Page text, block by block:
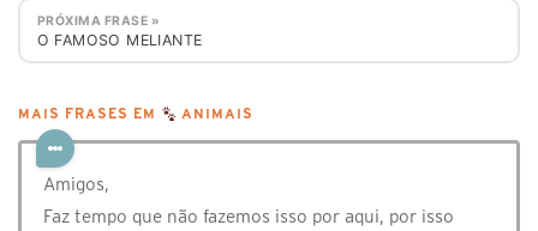
PRÓXIMA FRASE »
O FAMOSO MELIANTE
MAIS FRASES EM ANIMAIS
Amigos,
Faz tempo que não fazemos isso por aqui, por isso